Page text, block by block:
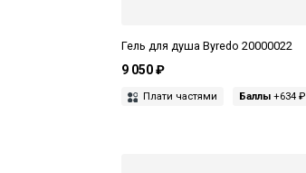
Гель для душа Byredo 20000022
9 050 ₽
Плати частями Баллы +634 ₽